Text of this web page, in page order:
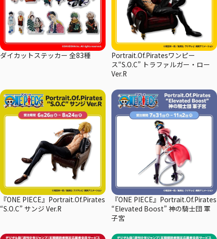
ダイカットステッカー 全83種
Portrait.Of.Piratesワンピー
ス“S.O.C” トラファルガー・ロー
Ver.R
『ONE PIECE』Portrait.Of.Pirates
“S.O.C” サンジ Ver.R
『ONE PIECE』Portrait.Of.Pirates
“Elevated Boost” 神の騎士団 軍
子宮